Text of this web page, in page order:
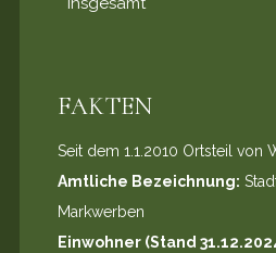
FAKTEN
Seit dem 1.1.2010 Ortsteil von
Amtliche Bezeichnung:
Markwerben
Einwohner (Stand